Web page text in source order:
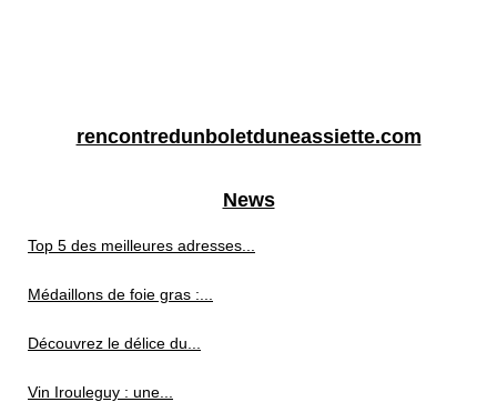
rencontredunboletduneassiette.com
News
Top 5 des meilleures adresses...
Médaillons de foie gras :...
Découvrez le délice du...
Vin Irouleguy : une...